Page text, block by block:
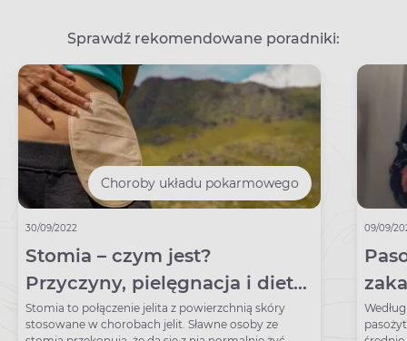
Sprawdź rekomendowane poradniki:
Choroby układu pokarmowego
30/09/2022
Stomia – czym jest?
Przyczyny, pielęgnacja i dieta
przy stomii
Stomia to połączenie jelita z powierzchnią skóry
stosowane w chorobach jelit. Sławne osoby ze
09/09/